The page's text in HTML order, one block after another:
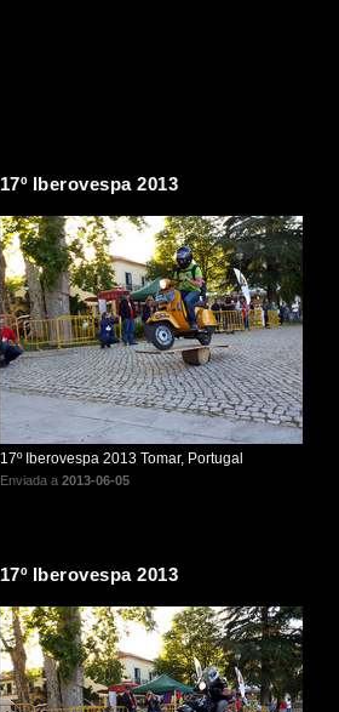
17º Iberovespa 2013
17º Iberovespa 2013 Tomar, Portugal
Enviada a 2013-06-05
17º Iberovespa 2013